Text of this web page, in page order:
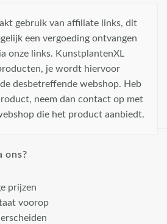
gebruik van affiliate links, dit
een vergoeding ontvangen
onze links. KunstplantenXL
je wordt hiervoor
desbetreffende webshop. Heb
neem dan contact op met
die het product aanbiedt.
ons?
prijzen
voorop